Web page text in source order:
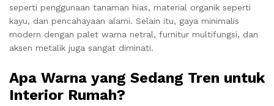
seperti penggunaan tanaman hias, material organik seperti
kayu, dan pencahayaan alami. Selain itu, gaya minimalis
modern dengan palet warna netral, furnitur multifungsi, dan
aksen metalik juga sangat diminati.
Apa Warna yang Sedang Tren untuk
Interior Rumah?